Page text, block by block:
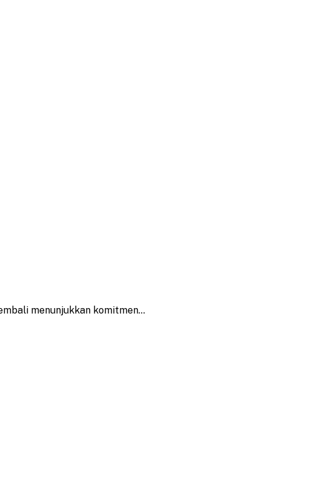
menunjukkan komitmen…